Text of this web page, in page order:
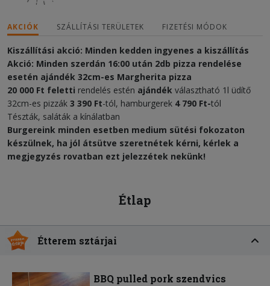
AKCIÓK SZÁLLÍTÁSI TERÜLETEK FIZETÉSI MÓDOK
Kiszállítási akció: Minden kedden ingyenes a kiszállítás
Akció: Minden szerdán 16:00 után 2db pizza rendelése
esetén ajándék 32cm-es Margherita pizza
20 000 Ft feletti rendelés estén ajándék választható 1l üdítő
32cm-es pizzák 3 390 Ft-tól, hamburgerek 4 790 Ft-tól
Tészták, saláták a kínálatban
Burgereink minden esetben medium sütési fokozaton
készülnek, ha jól átsütve szeretnétek kérni, kérlek a
megjegyzés rovatban ezt jelezzétek nekünk!
Étlap
Étterem sztárjai
BBQ pulled pork szendvics